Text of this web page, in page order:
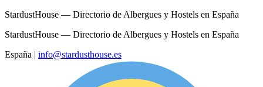
StardustHouse — Directorio de Albergues y Hostels en España
StardustHouse — Directorio de Albergues y Hostels en España
España | info@stardusthouse.es